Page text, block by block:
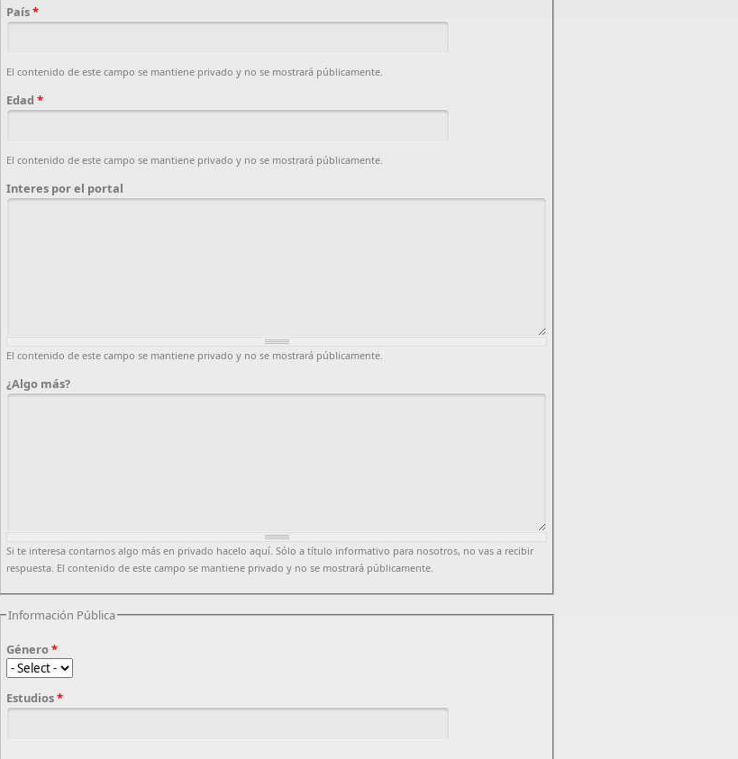
País*
El contenido de este campo se mantiene privado y no se mostrará públicamente.
Edad*
El contenido de este campo se mantiene privado y no se mostrará públicamente.
Interes por el portal
El contenido de este campo se mantiene privado y no se mostrará públicamente.
¿Algo más?
Si te interesa contarnos algo más en privado hacelo aquí. Sólo a título informativo para nosotros, no vas a recibir
respuesta. El contenido de este campo se mantiene privado y no se mostrará públicamente.
Información Pública
Género*
Estudios*